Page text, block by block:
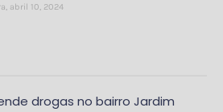
abril 10, 2024
drogas no bairro Jardim